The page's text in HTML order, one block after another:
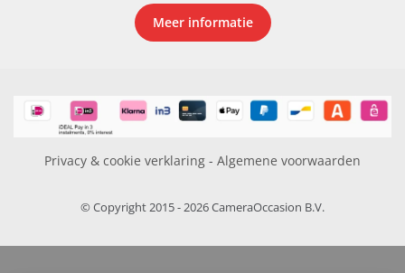
Meer informatie
Privacy & cookie verklaring - Algemene voorwaarden
© Copyright 2015 - 2026 CameraOccasion B.V.